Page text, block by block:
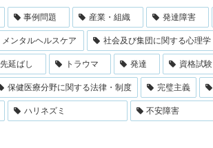
事例問題 産業・組織 発達障害
メンタルヘルスケア 社会及び集団に関する心理学
先延ばし トラウマ 発達 資格試験
保健医療分野に関する法律・制度 完璧主義
ハリネズミ 不安障害